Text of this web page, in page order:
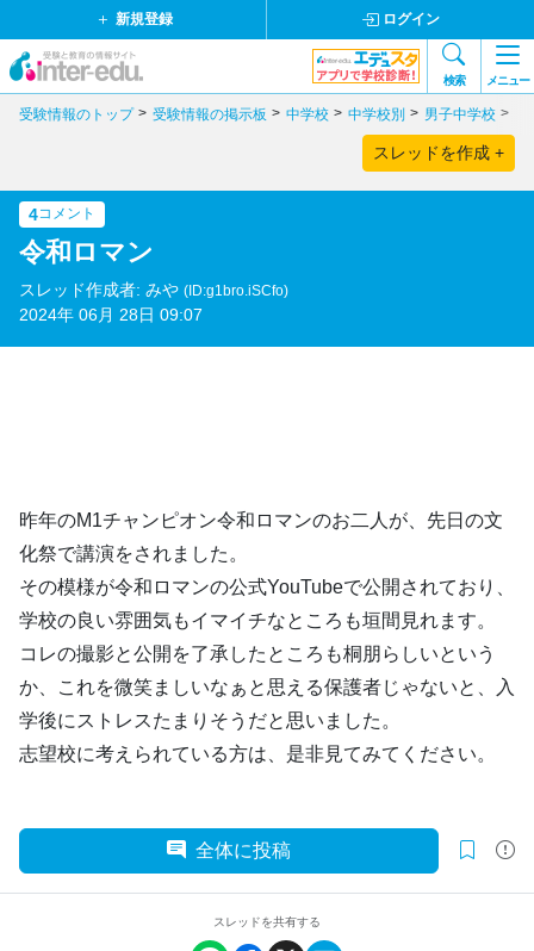
新規登録 ログイン
検索 メニュー
受験情報のトップ 受験情報の掲示板 中学校 中学校別 男子中学校
スレッドを作成 +
4コメント
令和ロマン
スレッド作成者: みや (ID:g1bro.iSCfo)
2024年 06月 28日 09:07
昨年のM1チャンピオン令和ロマンのお二人が、先日の文
化祭で講演をされました。
その模様が令和ロマンの公式YouTubeで公開されており、
学校の良い雰囲気もイマイチなところも垣間見れます。
コレの撮影と公開を了承したところも桐朋らしいという
か、これを微笑ましいなぁと思える保護者じゃないと、入
学後にストレスたまりそうだと思いました。
志望校に考えられている方は、是非見てみてください。
全体に投稿
スレッドを共有する